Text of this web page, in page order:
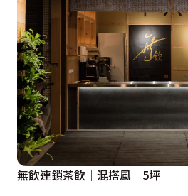
無飲連鎖茶飲│混搭風│5坪